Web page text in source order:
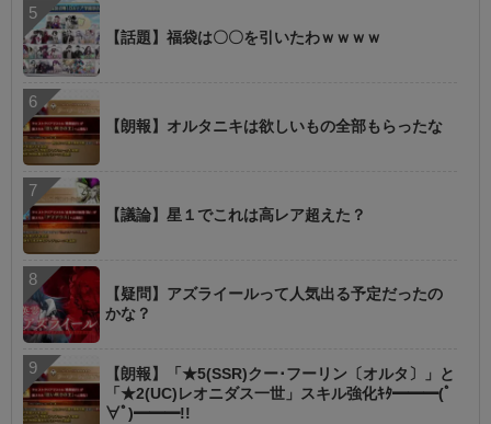
【話題】福袋は〇〇を引いたわｗｗｗｗ
【朗報】オルタニキは欲しいもの全部もらったな
【議論】星１でこれは高レア超えた？
【疑問】アズライールって人気出る予定だったの
かな？
【朗報】「★5(SSR)クー･フーリン〔オルタ〕」と
「★2(UC)レオニダス一世」スキル強化ｷﾀ━━━(ﾟ
∀ﾟ)━━━!!